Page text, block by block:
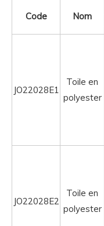
Code Nom
JO22028E1
Toile en
polyester
JO22028E2
Toile en
polyester